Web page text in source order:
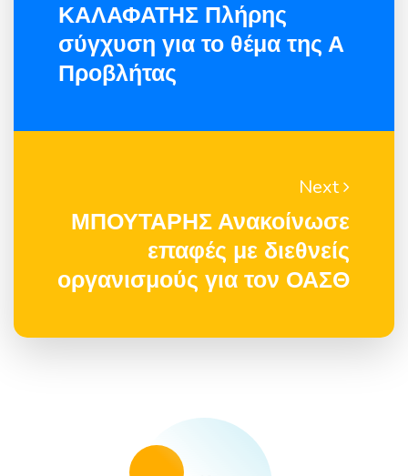
ΚΑΛΑΦΑΤΗΣ Πλήρης
σύγχυση για το θέμα της Α
Προβλήτας
Next
ΜΠΟΥΤΑΡΗΣ Ανακοίνωσε
επαφές με διεθνείς
οργανισμούς για τον ΟΑΣΘ